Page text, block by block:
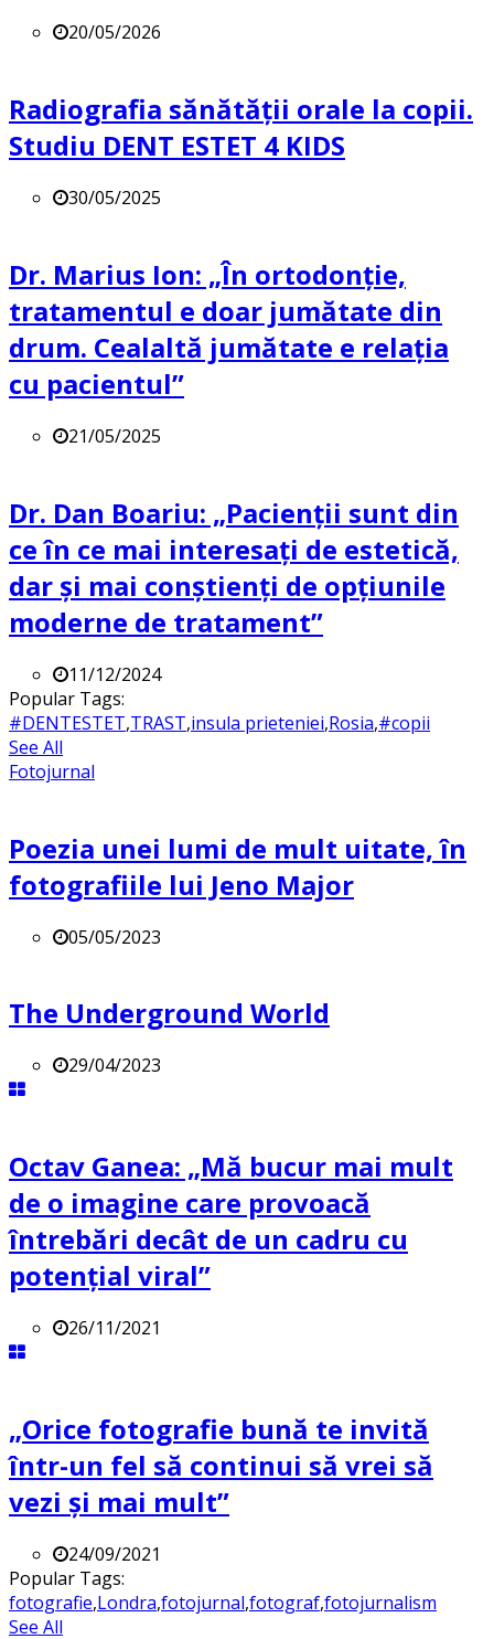
20/05/2026
Radiografia sănătății orale la copii.
Studiu DENT ESTET 4 KIDS
30/05/2025
Dr. Marius Ion: „În ortodonție,
tratamentul e doar jumătate din
drum. Cealaltă jumătate e relația
cu pacientul”
21/05/2025
Dr. Dan Boariu: „Pacienții sunt din
ce în ce mai interesați de estetică,
dar și mai conștienți de opțiunile
moderne de tratament”
11/12/2024
Popular Tags:
#DENTESTET,TRAST,insula prieteniei,Rosia,#copii
See All
Fotojurnal
Poezia unei lumi de mult uitate, în
fotografiile lui Jeno Major
05/05/2023
The Underground World
29/04/2023
Octav Ganea: „Mă bucur mai mult
de o imagine care provoacă
întrebări decât de un cadru cu
potenţial viral”
26/11/2021
„Orice fotografie bună te invită
într-un fel să continui să vrei să
vezi și mai mult”
24/09/2021
Popular Tags:
fotografie,Londra,fotojurnal,fotograf,fotojurnalism
See All